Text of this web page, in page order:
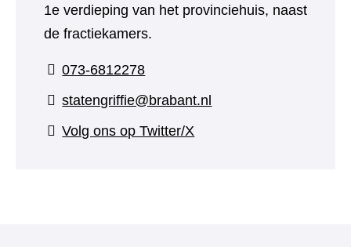
1e verdieping van het provinciehuis, naast
de fractiekamers.
073-6812278
statengriffie@brabant.nl
Volg ons op Twitter/X